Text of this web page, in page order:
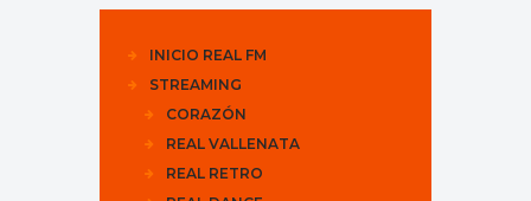
INICIO REAL FM
STREAMING
CORAZÓN
REAL VALLENATA
REAL RETRO